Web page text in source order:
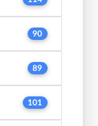
90
89
101